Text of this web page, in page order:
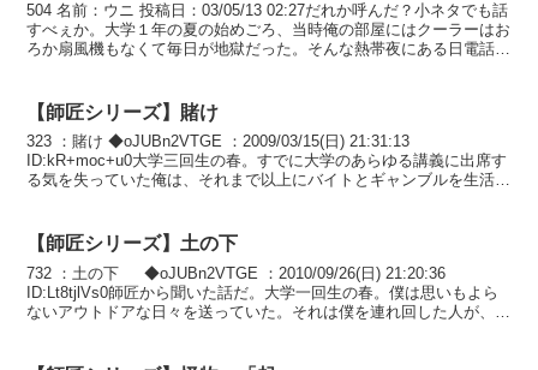
504 名前：ウニ 投稿日：03/05/13 02:27だれか呼んだ？小ネタでも話
すべぇか。大学１年の夏の始めごろ、当時俺の部屋にはクーラーはお
ろか扇風機もなくて毎日が地獄だった。そんな熱帯夜にある日電話が
【師匠シリーズ】賭け
323 ：賭け ◆oJUBn2VTGE ：2009/03/15(日) 21:31:13
ID:kR+moc+u0大学三回生の春。すでに大学のあらゆる講義に出席す
る気を失っていた俺は、それまで以上にバイトとギャンブルを生活の
【師匠シリーズ】土の下
732 ：土の下 ◆oJUBn2VTGE ：2010/09/26(日) 21:20:36
ID:Lt8tjlVs0師匠から聞いた話だ。大学一回生の春。僕は思いもよら
ないアウトドアな日々を送っていた。それは僕を連れ回した人が、家